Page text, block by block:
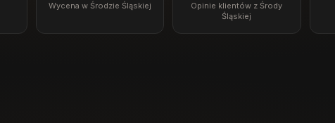
Wycena w Środzie Śląskiej
Opinie klientów z Środy
Śląskiej